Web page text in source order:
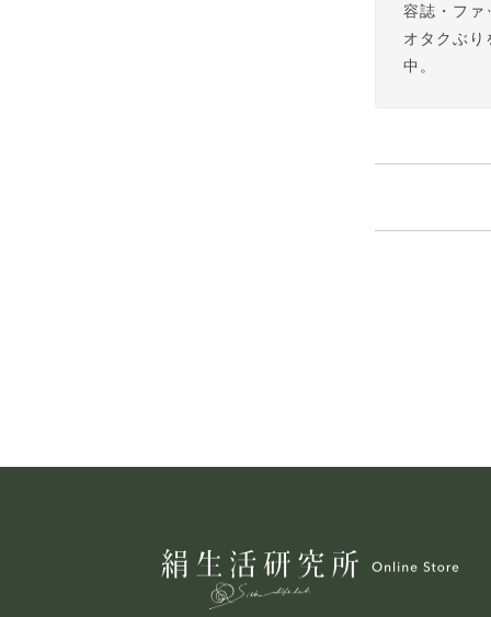
容誌・ファ
オタクぶ
中。